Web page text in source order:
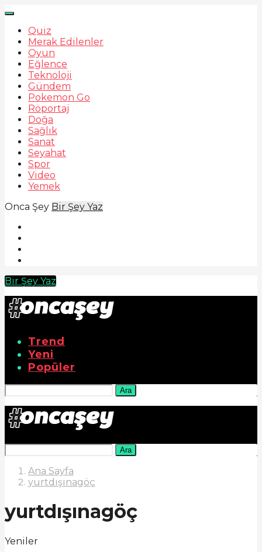
Quiz
Merak Edilenler
Oyun
Eğlence
Teknoloji
Gündem
Pokemon Go
Röportaj
Doğa
Sağlık
Sanat
Seyahat
Spor
Video
Yemek
Onca Şey Bir Şey Yaz
Bir Şey Yaz
Trend
Yeni
Popüler
Ara
Ara
Ana Sayfa
yurtdışınagöç
yurtdışınagöç
Yeniler